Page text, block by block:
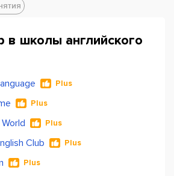
в школы английского
Plus
Plus
Plus
Club Plus
Plus